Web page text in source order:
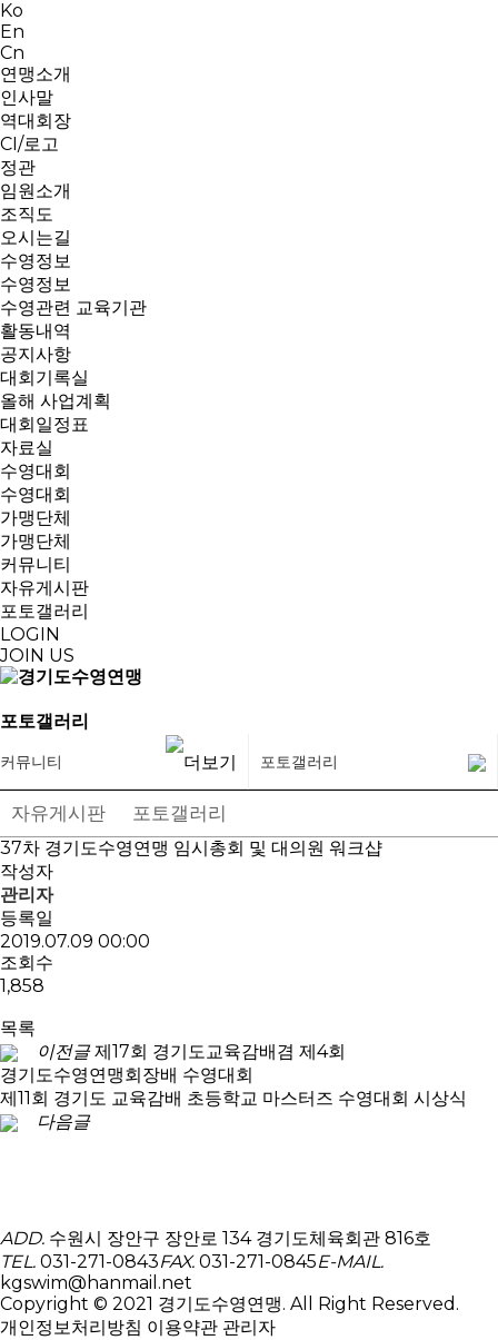
Ko
En
Cn
연맹소개
인사말
역대회장
CI/로고
정관
임원소개
조직도
오시는길
수영정보
수영정보
수영관련 교육기관
활동내역
공지사항
대회기록실
올해 사업계획
대회일정표
자료실
수영대회
수영대회
가맹단체
가맹단체
커뮤니티
자유게시판
포토갤러리
LOGIN
JOIN US
포토갤러리
커뮤니티 포토갤러리
자유게시판 포토갤러리
37차 경기도수영연맹 임시총회 및 대의원 워크샵
작성자
관리자
등록일
2019.07.09 00:00
조회수
1,858
목록
이전글 제17회 경기도교육감배겸 제4회
경기도수영연맹회장배 수영대회
제11회 경기도 교육감배 초등학교 마스터즈 수영대회 시상식
다음글
ADD. 수원시 장안구 장안로 134 경기도체육회관 816호
TEL. 031-271-0843FAX. 031-271-0845E-MAIL.
kgswim@hanmail.net
Copyright © 2021 경기도수영연맹. All Right Reserved.
개인정보처리방침 이용약관 관리자